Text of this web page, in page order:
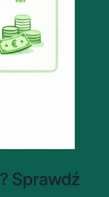
Sprawdź